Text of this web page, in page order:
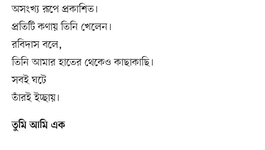
অসংখ্য রূপে প্রকাশিত।
প্রতিটি কণায় তিনি খেলেন।
রবিদাস বলে,
তিনি আমার হাতের থেকেও কাছাকাছি।
সবই ঘটে
তাঁরই ইচ্ছায়।
তুমি আমি এক